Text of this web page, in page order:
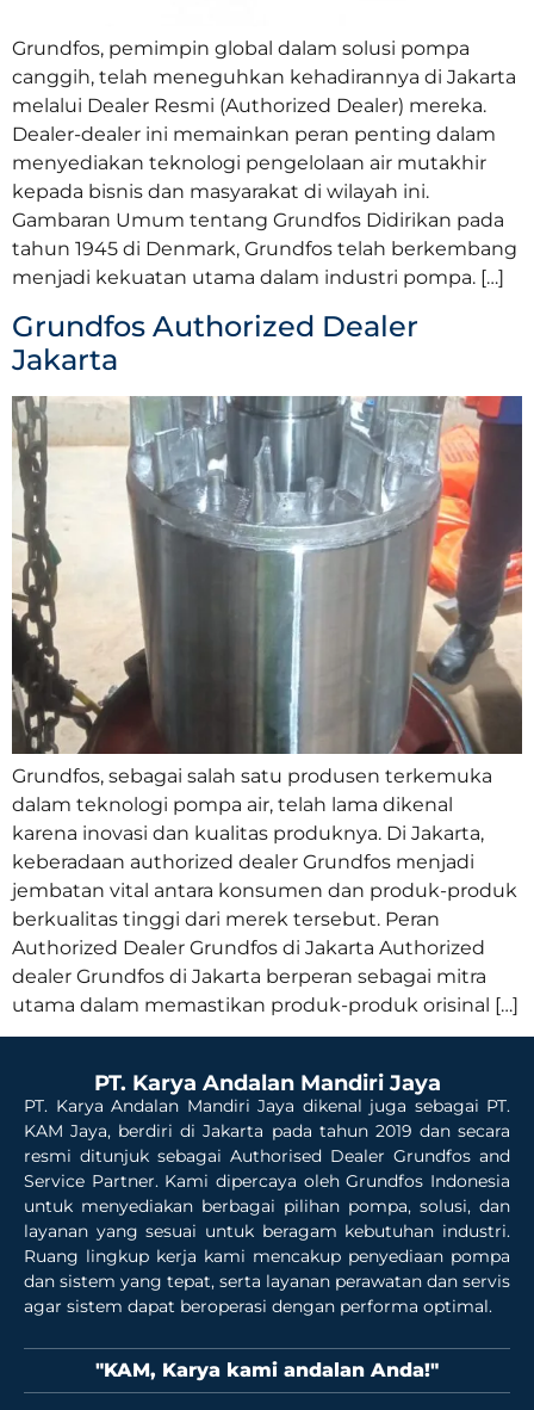
Grundfos, pemimpin global dalam solusi pompa
canggih, telah meneguhkan kehadirannya di Jakarta
melalui Dealer Resmi (Authorized Dealer) mereka.
Dealer-dealer ini memainkan peran penting dalam
menyediakan teknologi pengelolaan air mutakhir
kepada bisnis dan masyarakat di wilayah ini.
Gambaran Umum tentang Grundfos Didirikan pada
tahun 1945 di Denmark, Grundfos telah berkembang
menjadi kekuatan utama dalam industri pompa. […]
Grundfos Authorized Dealer
Jakarta
Grundfos, sebagai salah satu produsen terkemuka
dalam teknologi pompa air, telah lama dikenal
karena inovasi dan kualitas produknya. Di Jakarta,
keberadaan authorized dealer Grundfos menjadi
jembatan vital antara konsumen dan produk-produk
berkualitas tinggi dari merek tersebut. Peran
Authorized Dealer Grundfos di Jakarta Authorized
dealer Grundfos di Jakarta berperan sebagai mitra
utama dalam memastikan produk-produk orisinal […]
PT. Karya Andalan Mandiri Jaya
PT. Karya Andalan Mandiri Jaya dikenal juga sebagai PT.
KAM Jaya, berdiri di Jakarta pada tahun 2019 dan secara
resmi ditunjuk sebagai Authorised Dealer Grundfos and
Service Partner. Kami dipercaya oleh Grundfos Indonesia
untuk menyediakan berbagai pilihan pompa, solusi, dan
layanan yang sesuai untuk beragam kebutuhan industri.
Ruang lingkup kerja kami mencakup penyediaan pompa
dan sistem yang tepat, serta layanan perawatan dan servis
agar sistem dapat beroperasi dengan performa optimal.
"KAM, Karya kami andalan Anda!"